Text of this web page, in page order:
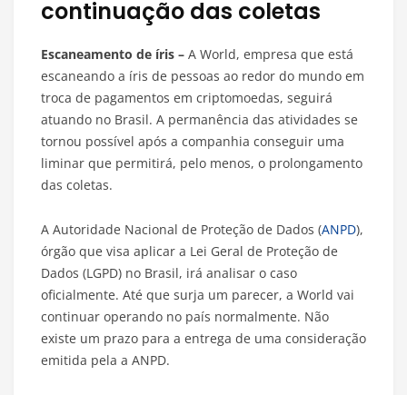
continuação das coletas
Escaneamento de íris – A World, empresa que está
escaneando a íris de pessoas ao redor do mundo em
troca de pagamentos em criptomoedas, seguirá
atuando no Brasil. A permanência das atividades se
tornou possível após a companhia conseguir uma
liminar que permitirá, pelo menos, o prolongamento
das coletas.
A Autoridade Nacional de Proteção de Dados (ANPD),
órgão que visa aplicar a Lei Geral de Proteção de
Dados (LGPD) no Brasil, irá analisar o caso
oficialmente. Até que surja um parecer, a World vai
continuar operando no país normalmente. Não
existe um prazo para a entrega de uma consideração
emitida pela a ANPD.